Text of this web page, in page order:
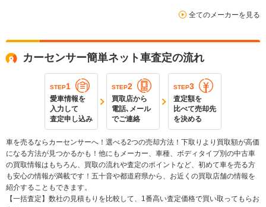
全てのメーカーを見る
カーセンサー簡単ネット車査定の流れ
STEP1
愛車情報を
入力して
査定申し込み
STEP2
買取店から
電話､メール
でご連絡
STEP3
査定額を
比べて売却先
を決める
車を売るならカーセンサーへ！選べる2つの売却方法！下取りより買取額が高価
になる方法が見つかるかも！他にもメーカー、車種、ボディタイプ別の中古車
の買取情報はもちろん、買取の流れや査定のポイントなど、初めて車を売る方
も安心の情報が満載です！五十音や都道府県から、お近くの買取店舗の情報を
紹介することもできます。
【一括査定】数社の見積もりを比較して、1番高い査定価格で買い取ってもらお